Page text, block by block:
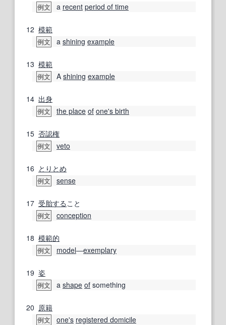
例文 a recent period of time
12 模範
例文 a shining example
13 模範
例文 A shining example
14 出身
例文 the place of one's birth
15 否認権
例文 veto
16 とりとめ
例文 sense
17 受胎する こと
例文 conception
18 模範的
例文 model―exemplary
19 姿
例文 a shape of something
20 原籍
例文 one's registered domicile